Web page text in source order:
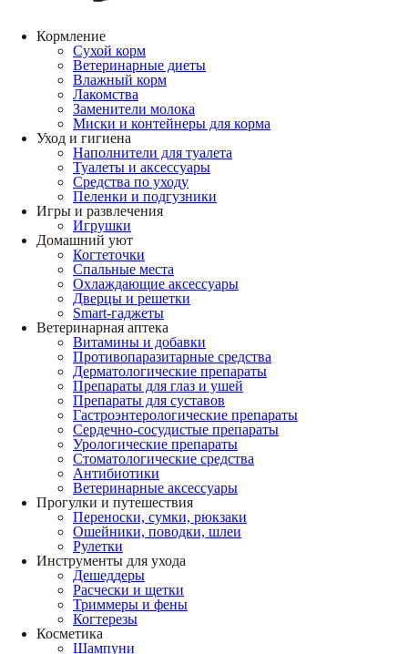
Кормление
Сухой корм
Ветеринарные диеты
Влажный корм
Лакомства
Заменители молока
Миски и контейнеры для корма
Уход и гигиена
Наполнители для туалета
Туалеты и аксессуары
Средства по уходу
Пеленки и подгузники
Игры и развлечения
Игрушки
Домашний уют
Когтеточки
Спальные места
Охлаждающие аксессуары
Дверцы и решетки
Smart-гаджеты
Ветеринарная аптека
Витамины и добавки
Противопаразитарные средства
Дерматологические препараты
Препараты для глаз и ушей
Препараты для суставов
Гастроэнтерологические препараты
Сердечно-сосудистые препараты
Урологические препараты
Стоматологические средства
Антибиотики
Ветеринарные аксессуары
Прогулки и путешествия
Переноски, сумки, рюкзаки
Ошейники, поводки, шлеи
Рулетки
Инструменты для ухода
Дешеддеры
Расчески и щетки
Триммеры и фены
Когтерезы
Косметика
Шампуни